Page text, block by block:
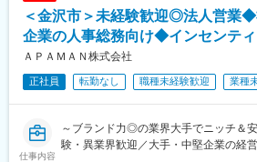
■キャリアパス：
・まずは営業としてスキルアップして
は、営業戦略の策定やKPIマネジメント
・経験次第ではサブマネージャー、マ
だくことも可能
格した事例もあり、若いうちから積極
せる環境です。
■扱うサービス：
注文住宅や店舗の新築、増改築、リフ
ビスを提供しています。
ムで連携しながら業務に取り組んでい
＜金沢市＞未経験歓迎◎法人営業
企業の人事総務向け◆インセンティ
ＡＰＡＭＡＮ株式会社
正社員 転勤なし 職種未経験歓迎 業種
仕事内容
～ブランド力◎の業界大手でニッチ＆
験・異業界歓迎／大手・中堅企業の経